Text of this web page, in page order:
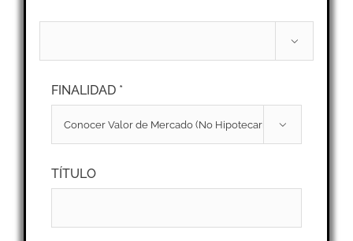

FINALIDAD *

TÍTULO